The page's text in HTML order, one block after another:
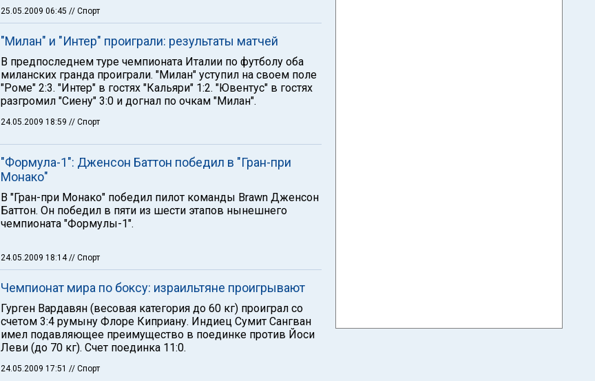
25.05.2009 06:45 // Спорт
"Милан" и "Интер" проиграли: результаты матчей
В предпоследнем туре чемпионата Италии по футболу оба
миланских гранда проиграли. "Милан" уступил на своем поле
"Роме" 2:3. "Интер" в гостях "Кальяри" 1:2. "Ювентус" в гостях
разгромил "Сиену" 3:0 и догнал по очкам "Милан".
24.05.2009 18:59 // Спорт
"Формула-1": Дженсон Баттон победил в "Гран-при
Монако"
В "Гран-при Монако" победил пилот команды Brawn Дженсон
Баттон. Он победил в пяти из шести этапов нынешнего
чемпионата "Формулы-1".
24.05.2009 18:14// Спорт
Чемпионат мира по боксу: израильтяне проигрывают
Гурген Вардавян (весовая категория до 60 кг) проиграл со
счетом 3:4 румыну Флоре Киприану. Индиец Сумит Сангван
имел подавляющее преимущество в поединке против Йоси
Леви (до 70 кг). Счет поединка 11:0.
24.05.2009 17:51 // Спорт